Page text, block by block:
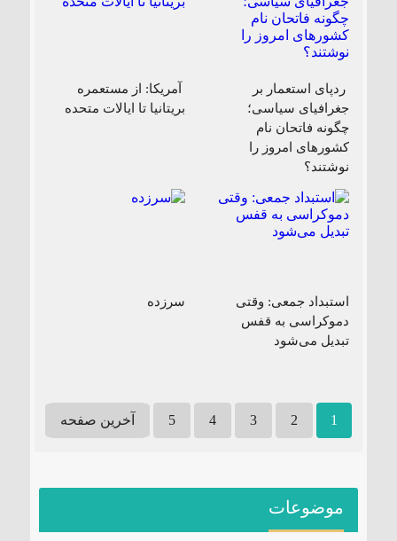
ردپای استعمار بر
جغرافیای سیاسی؛
چگونه فاتحان نام
کشورهای امروز را
نوشتند؟
آمریکا: از مستعمره
بریتانیا تا ایالات متحده
استبداد جمعی: وقتی
دموکراسی به قفس
تبدیل می‌شود
سرزده
1
2
3
4
5 آخرین صفحه
موضوعات